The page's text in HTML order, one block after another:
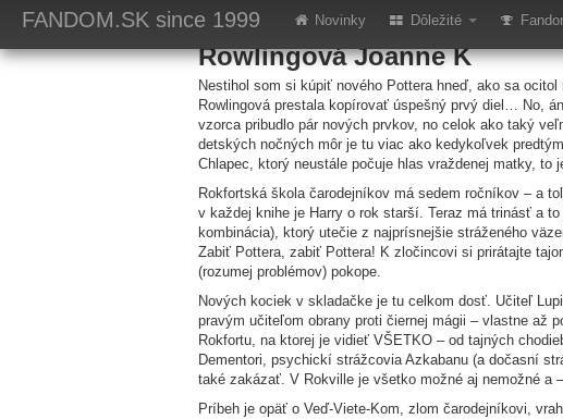
FANDOM.SK since 1999 Novinky Dôležité
Harry Potter a väzeň z
Rowlingová Joanne K
Nestihol som si kúpiť nového Pottera hneď, ako sa
Rowlingová prestala kopírovať úspešný prvý diel… No,
vzorca pribudlo pár nových prvkov, no celok ako taký
detských nočných môr je tu viac ako kedykoľvek
Chlapec, ktorý neustále počuje hlas vraždenej matky, to
Rokfortská škola čarodejníkov má sedem ročníkov – a
v každej knihe je Harry o rok starší. Teraz má trinásť a
kombinácia), ktorý utečie z najprísnejšie stráženého
Zabiť Pottera, zabiť Pottera! K zločincovi si prirátajte
(rozumej problémov) pokope.
Nových kociek v skladačke je tu celkom dosť. Učiteľ
pravým učiteľom obrany proti čiernej mágii – vlastne až
Rokfortu, na ktorej je vidieť VŠETKO – od tajných
Dementori, psychickí strážcovia Azkabanu (a dočasní
také zakázať. V Rokville je všetko možné aj nemožné a
Príbeh je opäť o Veď-Viete-Kom, zlom čarodejníkovi,